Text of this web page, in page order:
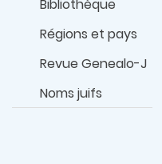
Bibliothèque
Régions et pays
Revue Genealo-J
Noms juifs